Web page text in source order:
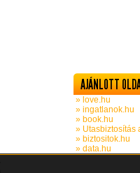
AJÁNLOTT
» love.hu
» ingatlanok.hu
» book.hu
» Utasbiztosítás
» biztositok.hu
» data.hu